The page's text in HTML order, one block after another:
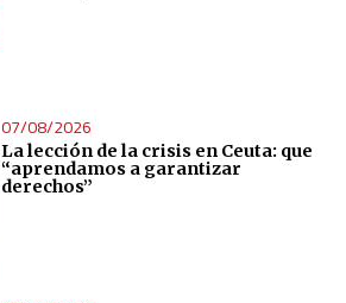
07/08/2026
La lección de la crisis en Ceuta: que
“aprendamos a garantizar
derechos”